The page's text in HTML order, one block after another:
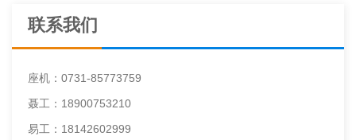
联系我们
座机：0731-85773759
聂工：18900753210
易工：18142602999